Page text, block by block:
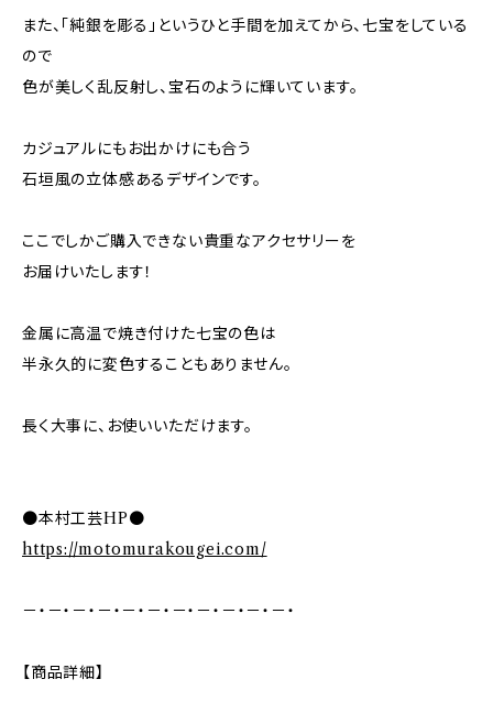
また、「純銀を彫る」というひと手間を加えてから、七宝をしている
ので
色が美しく乱反射し、宝石のように輝いています。
カジュアルにもお出かけにも合う
石垣風の立体感あるデザインです。
ここでしかご購入できない貴重なアクセサリーを
お届けいたします！
金属に高温で焼き付けた七宝の色は
半永久的に変色することもありません。
長く大事に、お使いいただけます。
●本村工芸HP●
https://motomurakougei.com/
－・－・－・－・－・－・－・－・－・－・－・
【商品詳細】